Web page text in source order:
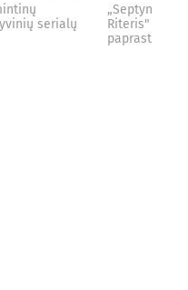
serialų
„Septynių
Riteris" – kai
paprastumas